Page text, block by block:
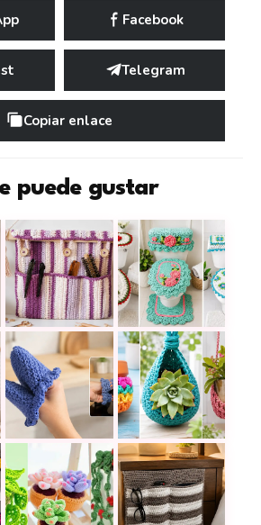
Facebook
Telegram
Copiar enlace
puede gustar
en técnica C2C a
Una organizadora tejida a
10 juegos y
que llenan cualquier pared
Estas agarraderas a crochet
Maceteros a